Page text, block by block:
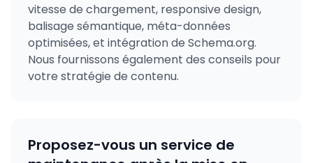
vitesse de chargement, responsive design,
balisage sémantique, méta-données
optimisées, et intégration de Schema.org.
Nous fournissons également des conseils pour
votre stratégie de contenu.
Proposez-vous un service de